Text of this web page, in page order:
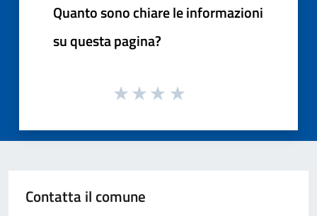
Quanto sono chiare le informazioni
su questa pagina?
Contatta il comune